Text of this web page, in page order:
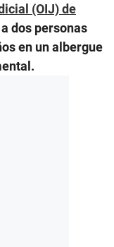
(OIJ) de
dos personas
en un albergue